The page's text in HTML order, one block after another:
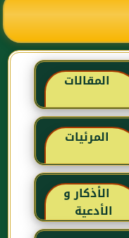
المقالات
المرئيات
الأذكار و
الأدعية